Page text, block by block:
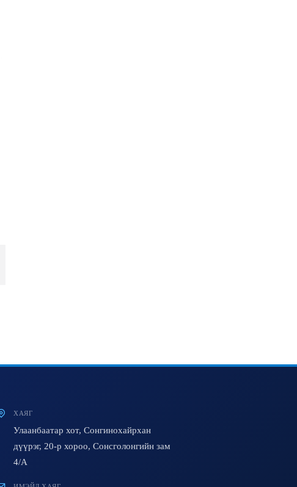
ХАЯГ
Улаанбаатар хот, Сонгинохайрхан
дүүрэг, 20-р хороо, Сонсголонгийн зам
4/A